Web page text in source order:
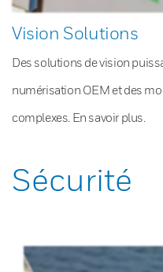
Vision Solutions
Des solutions de vision
numérisation OEM et des
complexes. En savoir plus.
Sécurité